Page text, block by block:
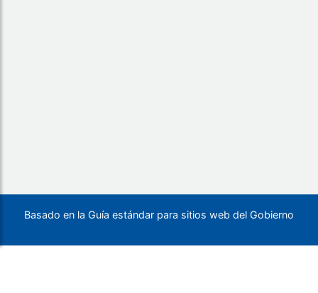
Basado en la Guía estándar para sitios web del Gobierno